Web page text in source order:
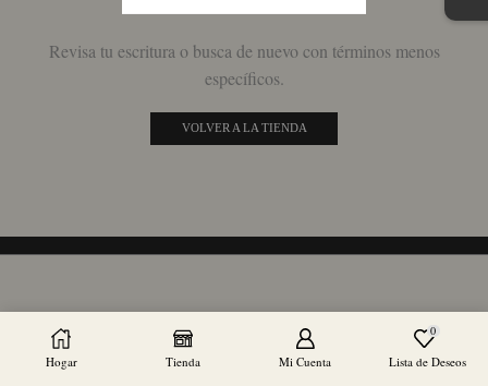
Revisa tu escritura o busca de nuevo con términos menos
específicos.
VOLVER A LA TIENDA
Hogar Tienda Mi Cuenta
0
Lista de Deseos